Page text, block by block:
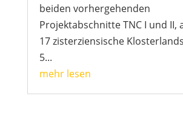
beiden vorhergehenden
Projektabschnitte TNC I und II,
17 zisterziensische
5...
mehr lesen